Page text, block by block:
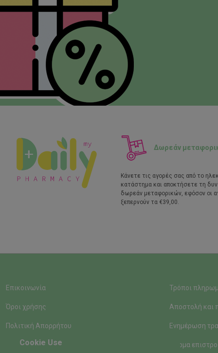
Cookie Use
Δωρεάν
Κάνετε τις αγορές σας από το
κατάστημα και αποκτήσετε τη
δωρεάν μεταφορικών, εφόσον οι
ξεπερνούν τα €39,00.
Επικοινωνία
Όροι χρήσης
Πολιτική Απορρήτου
Τρόποι
Αποστολή και
Ενημέρωση
Φόρμα